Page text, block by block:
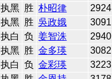
执黑 胜 朴昭律 2924
执黑 胜 吳政娥 3091
执白 负 姜智洙 2940
执黑 胜 金多瑛 3082
执白 负 金彩瑛 3223